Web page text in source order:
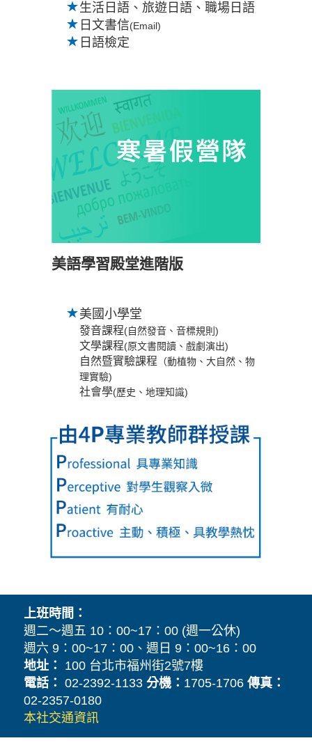
生活日語、旅遊日語、職場日語
日文書信(Email)
日語檢定
美語學習殿堂進階版
美國小學堂
發音課程(自然發音、音標規則)
文學課程(原文書閱讀、戲劇演出)
自然暨實驗課程 （動植物、大自然、物
理實驗)
社會學(歷史、地理知識)
上班時間：
週二～週五 10：00~17：00 (週一公休)
週六 9：00~17：00、週日 9：00~16：00
地址：
100 台北市福州街2號7樓
電話： 02-2392-1133 分機： 1705-1706 傳真：
02-2357-0180
本社交通資訊